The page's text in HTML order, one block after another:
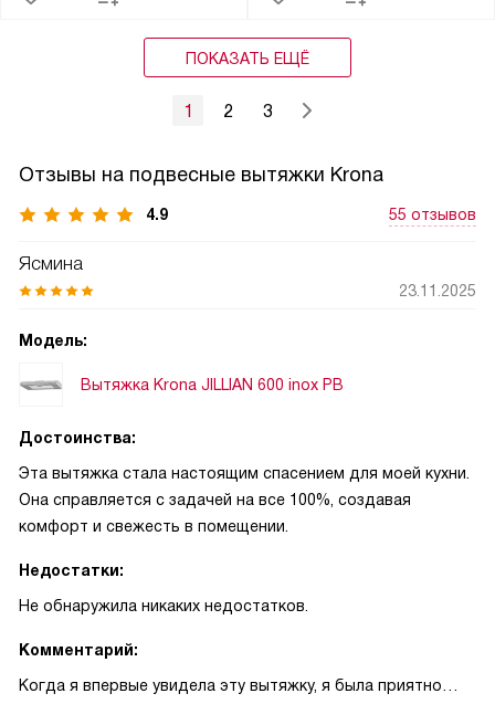
ПОКАЗАТЬ ЕЩЁ
1 2 3
Отзывы на подвесные вытяжки Krona
4.9 55 отзывов
Ясмина
23.11.2025
Модель:
Вытяжка Krona JILLIAN 600 inox PB
Достоинства:
Эта вытяжка стала настоящим спасением для моей кухни.
Она справляется с задачей на все 100%, создавая
комфорт и свежесть в помещении.
Недостатки:
Не обнаружила никаких недостатков.
Комментарий:
Когда я впервые увидела эту вытяжку, я была приятно